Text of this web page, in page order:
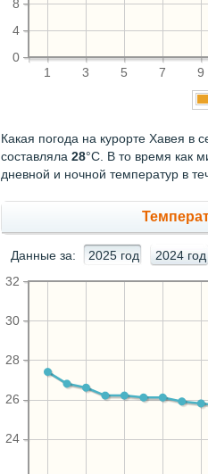
1 3 5 7 9
0
4
8
Какая погода на курорте Хавея в
составляла 28°С. В то время как
дневной и ночной температур в
Данные за: 2025 год 2024 год
24
26
28
30
32